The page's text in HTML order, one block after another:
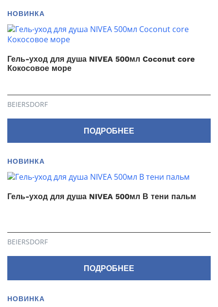
НОВИНКА
Гель-уход для душа NIVEA 500мл Coconut core
Кокосовое море
BEIERSDORF
ПОДРОБНЕЕ
НОВИНКА
Гель-уход для душа NIVEA 500мл В тени пальм
BEIERSDORF
ПОДРОБНЕЕ
НОВИНКА